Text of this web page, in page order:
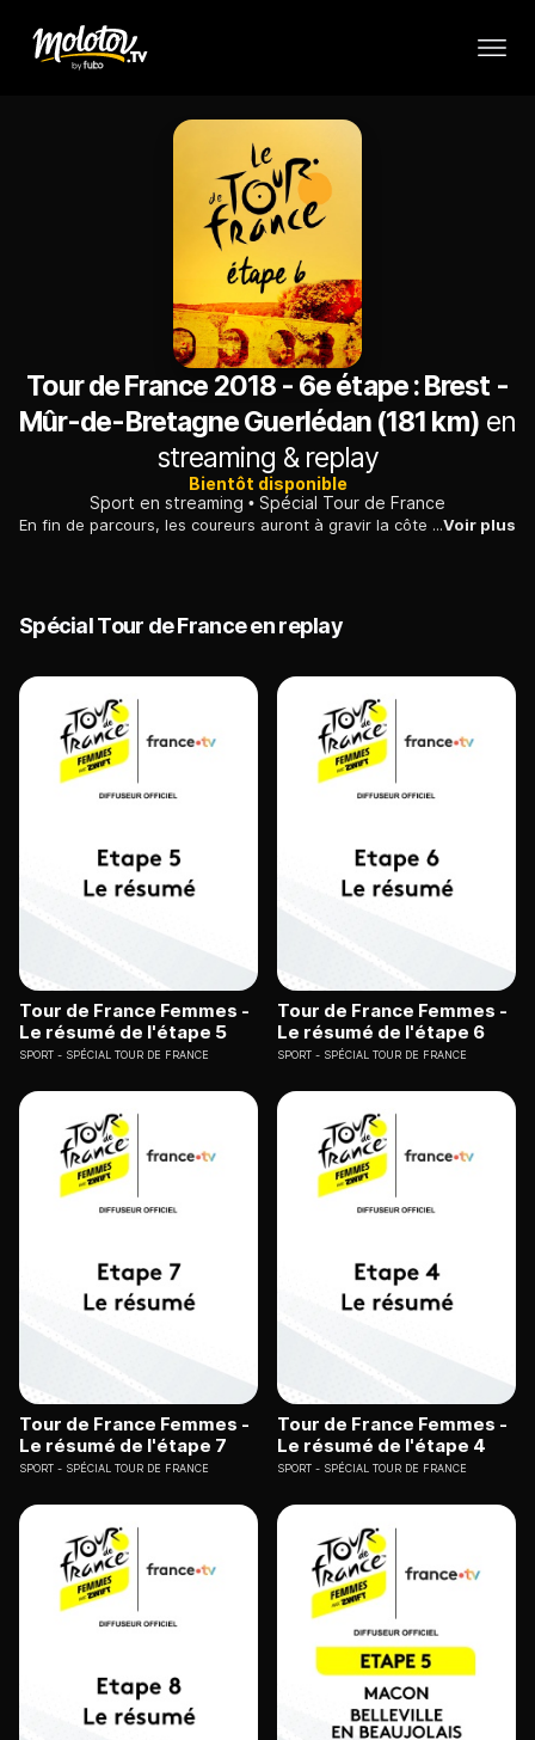
Tour de France 2018 - 6e étape : Brest -
Mûr-de-Bretagne Guerlédan (181 km) en
streaming & replay
Bientôt disponible
Sport en streaming
Spécial Tour de France
En fin de parcours, les coureurs auront à gravir la côte du Mûr de Bretagne à deux reprises. L'occasion pour les hommes forts de sortir du bois et d'afficher leurs ambitions dès cette fin de première semaine de course.Voir plus
Spécial Tour de France en replay
Tour de France Femmes -
Le résumé de l'étape 5
SPORT SPÉCIAL TOUR DE FRANCE
Tour de France Femmes -
Le résumé de l'étape 6
SPORT SPÉCIAL TOUR DE FRANCE
Tour de France Femmes -
Le résumé de l'étape 7
SPORT SPÉCIAL TOUR DE FRANCE
Tour de France Femmes -
Le résumé de l'étape 4
SPORT SPÉCIAL TOUR DE FRANCE